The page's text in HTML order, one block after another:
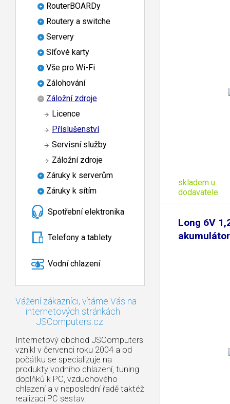
RouterBOARDy
Routery a switche
Servery
Síťové karty
Vše pro Wi-Fi
Zálohování
Záložní zdroje
Licence
Příslušenství
Servisní služby
Záložní zdroje
Záruky k serverům
Záruky k sítím
Spotřební elektronika
Telefony a tablety
Vodní chlazení
Vážení zákazníci, vítáme Vás na
internetových stránkách
JSComputers.cz
Internetový obchod JSComputers
vznikl v červenci roku 2004 a od
počátku se specializuje na
produkty vodního chlazení, tuning
doplňků k PC, vzduchového
chlazení a v neposlední řadě taktéž
realizací PC sestav.
skladem u
dodavatele
Long 6V